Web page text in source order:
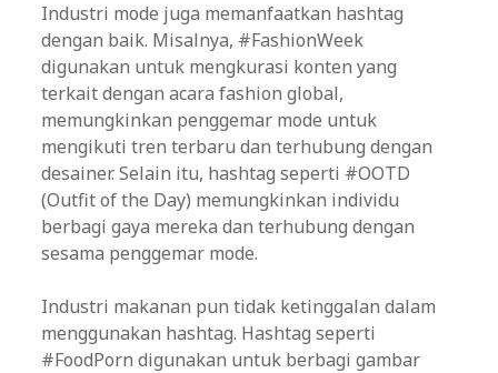
Industri mode juga memanfaatkan hashtag
dengan baik. Misalnya, #FashionWeek
digunakan untuk mengkurasi konten yang
terkait dengan acara fashion global,
memungkinkan penggemar mode untuk
mengikuti tren terbaru dan terhubung dengan
desainer. Selain itu, hashtag seperti #OOTD
(Outfit of the Day) memungkinkan individu
berbagi gaya mereka dan terhubung dengan
sesama penggemar mode.
Industri makanan pun tidak ketinggalan dalam
menggunakan hashtag. Hashtag seperti
#FoodPorn digunakan untuk berbagi gambar